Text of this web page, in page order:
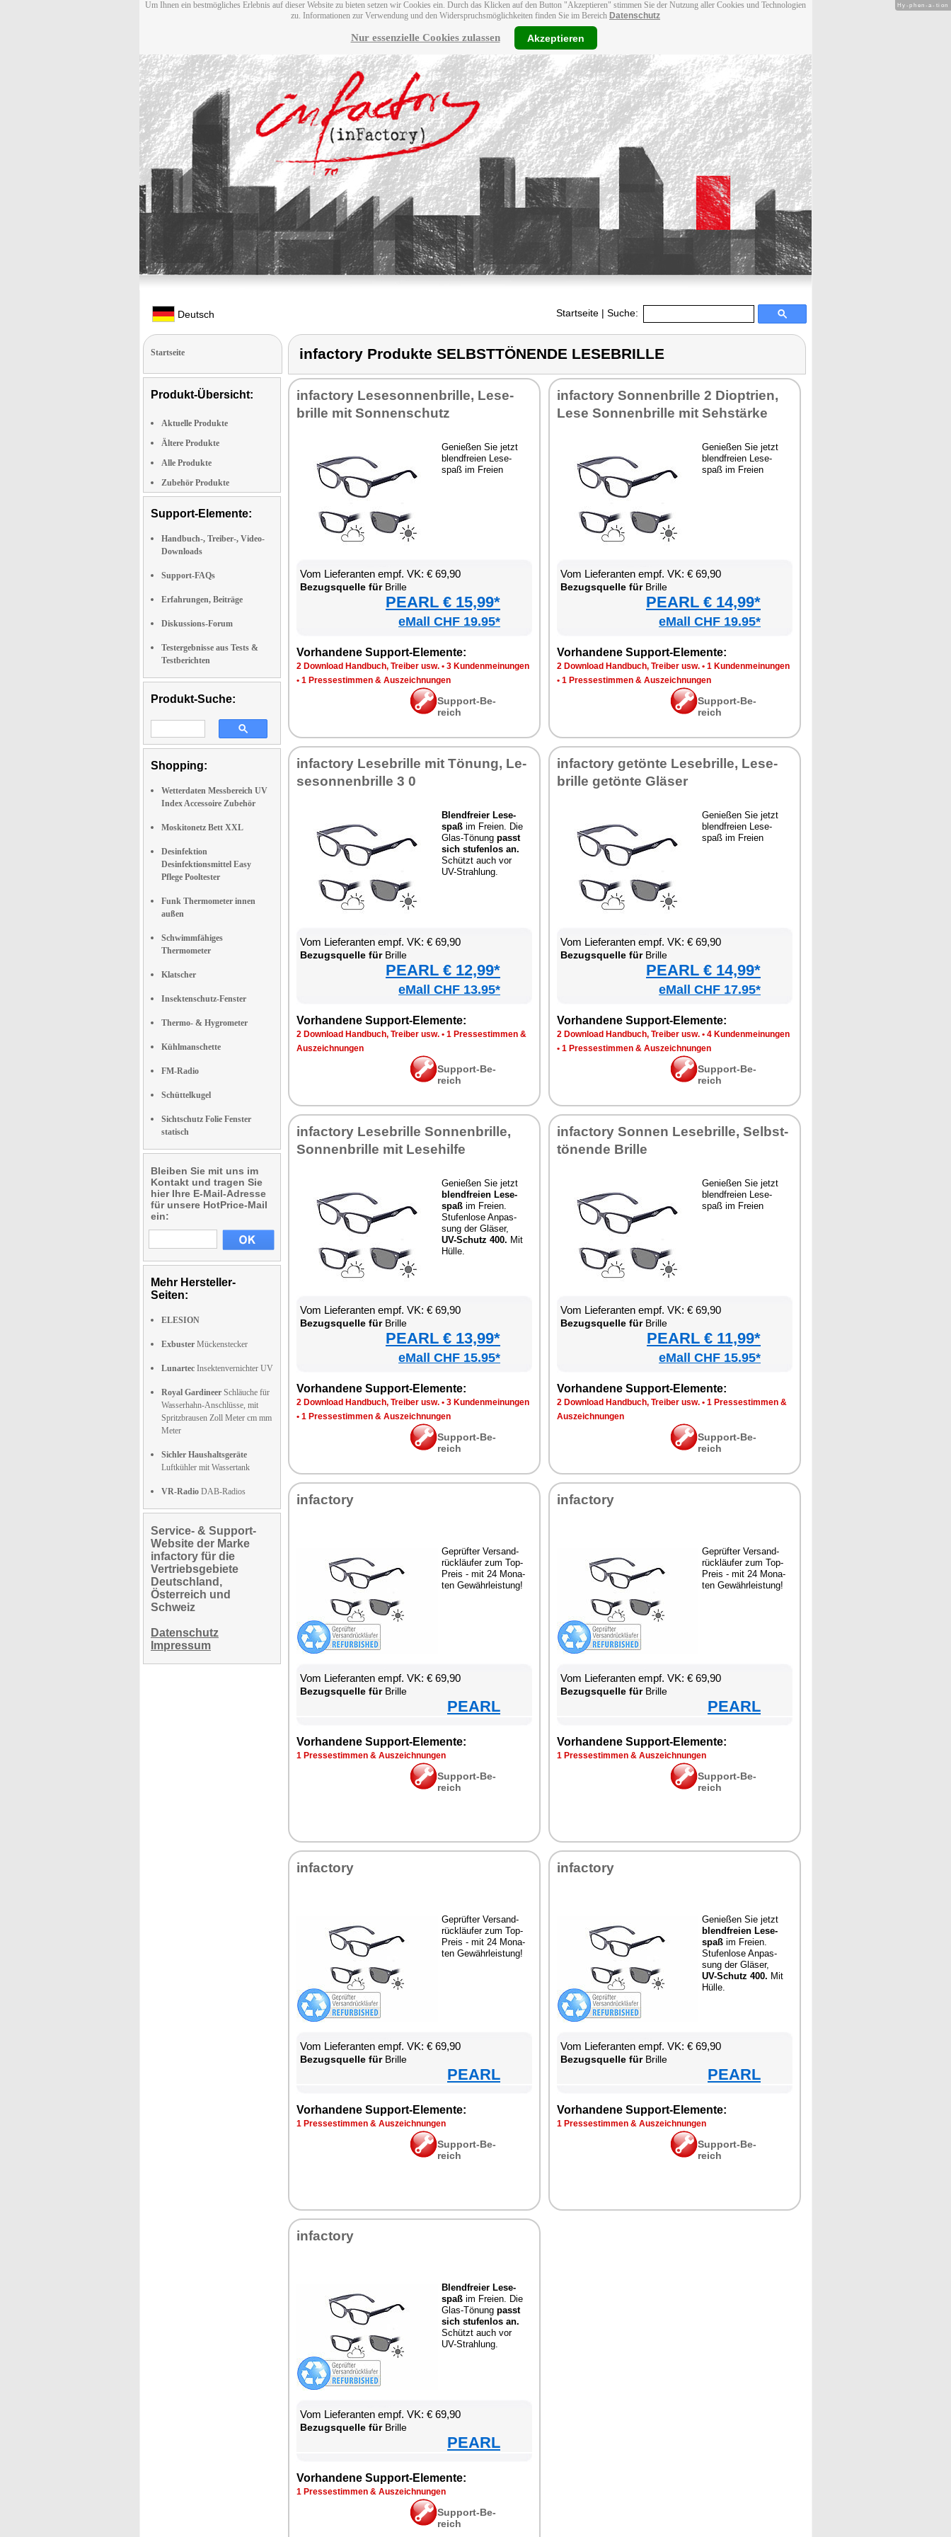
Um Ihnen ein bestmögliches Erlebnis auf dieser Website zu bieten setzen wir Cookies ein. Durch das Klicken auf den Button "Akzeptieren" stimmen Sie der Nutzung aller Cookies und Technologien
zu. Informationen zur Verwendung und den Widerspruchsmöglichkeiten finden Sie im Bereich Datenschutz
Nur essenzielle Cookies zulassen Akzeptieren
Deutsch Startseite | Suche:
Startseite
Produkt-Übersicht:
Aktuelle Produkte
Ältere Produkte
Alle Produkte
Zubehör Produkte
Support-Elemente:
Handbuch-, Treiber-, Video-
Downloads
Support-FAQs
Erfahrungen, Beiträge
Diskussions-Forum
Testergebnisse aus Tests &
Testberichten
Produkt-Suche:
Shopping:
Wetterdaten Messbereich UV
Index Accessoire Zubehör
Moskitonetz Bett XXL
Desinfektion
Desinfektionsmittel Easy
Pflege Pooltester
Funk Thermometer innen
außen
Schwimmfähiges
Thermometer
Klatscher
Insektenschutz-Fenster
Thermo- & Hygrometer
Kühlmanschette
FM-Radio
Schüttelkugel
Sichtschutz Folie Fenster
statisch
Bleiben Sie mit uns im
Kontakt und tragen Sie
hier Ihre E-Mail-Adresse
für unsere HotPrice-Mail
ein:
Mehr Hersteller-
Seiten:
ELESION
Exbuster Mückenstecker
Lunartec Insektenvernichter UV
Royal Gardineer Schläuche für
Wasserhahn-Anschlüsse, mit
Spritzbrausen Zoll Meter cm mm
Meter
Sichler Haushaltsgeräte
Luftkühler mit Wassertank
VR-Radio DAB-Radios
Service- & Support-
Website der Marke
infactory für die
Vertriebsgebiete
Deutschland,
Österreich und
Schweiz
Datenschutz
Impressum
infactory Produkte SELBSTTÖNENDE LESEBRILLE
in­fac­to­ry Le­se­son­nen­bril­le, Le­se­
bril­le mit Son­nen­schutz
Ge­nie­ßen Sie jetzt
blend­frei­en Le­se­
spaß im Frei­en
Vom Lie­fe­ran­ten empf. VK: € 69,90
Be­zugs­quel­le fürBril­le
PEARL € 15,99*
eMall CHF 19.95*
Vor­han­de­ne Sup­port-Ele­men­te:
2 Down­load Hand­buch, Trei­ber usw. • 3 Kun­den­mei­nun­gen
• 1 Pres­se­stim­men & Aus­zeich­nun­gen
Sup­port-Be­
reich
in­fac­to­ry Son­nen­bril­le 2 Di­op­tri­en,
Le­se Son­nen­bril­le mit Seh­stär­ke
Ge­nie­ßen Sie jetzt
blend­frei­en Le­se­
spaß im Frei­en
Vom Lie­fe­ran­ten empf. VK: € 69,90
Be­zugs­quel­le fürBril­le
PEARL € 14,99*
eMall CHF 19.95*
Vor­han­de­ne Sup­port-Ele­men­te:
2 Down­load Hand­buch, Trei­ber usw. • 1 Kun­den­mei­nun­gen
• 1 Pres­se­stim­men & Aus­zeich­nun­gen
Sup­port-Be­
reich
in­fac­to­ry Le­se­bril­le mit Tö­nung, Le­
se­son­nen­bril­le 3 0
Blend­frei­er Le­se­
spaß im Frei­en. Die
Glas-Tö­nung passt
sich stu­fen­los an.
Schützt auch vor
UV-Strah­lung.
Vom Lie­fe­ran­ten empf. VK: € 69,90
Be­zugs­quel­le fürBril­le
PEARL € 12,99*
eMall CHF 13.95*
Vor­han­de­ne Sup­port-Ele­men­te:
2 Down­load Hand­buch, Trei­ber usw. • 1 Pres­se­stim­men &
Aus­zeich­nun­gen
Sup­port-Be­
reich
in­fac­to­ry ge­tön­te Le­se­bril­le, Le­se­
bril­le ge­tön­te Glä­ser
Ge­nie­ßen Sie jetzt
blend­frei­en Le­se­
spaß im Frei­en
Vom Lie­fe­ran­ten empf. VK: € 69,90
Be­zugs­quel­le fürBril­le
PEARL € 14,99*
eMall CHF 17.95*
Vor­han­de­ne Sup­port-Ele­men­te:
2 Down­load Hand­buch, Trei­ber usw. • 4 Kun­den­mei­nun­gen
• 1 Pres­se­stim­men & Aus­zeich­nun­gen
Sup­port-Be­
reich
in­fac­to­ry Le­se­bril­le Son­nen­bril­le,
Son­nen­bril­le mit Le­se­hil­fe
Ge­nie­ßen Sie jetzt
blend­frei­en Le­se­
spaß im Frei­en.
Stu­fen­lo­se An­pas­
sung der Glä­ser,
UV-Schutz 400. Mit
Hül­le.
Vom Lie­fe­ran­ten empf. VK: € 69,90
Be­zugs­quel­le fürBril­le
PEARL € 13,99*
eMall CHF 15.95*
Vor­han­de­ne Sup­port-Ele­men­te:
2 Down­load Hand­buch, Trei­ber usw. • 3 Kun­den­mei­nun­gen
• 1 Pres­se­stim­men & Aus­zeich­nun­gen
Sup­port-Be­
reich
in­fac­to­ry Son­nen Le­se­bril­le, Selbst­
tö­nen­de Bril­le
Ge­nie­ßen Sie jetzt
blend­frei­en Le­se­
spaß im Frei­en
Vom Lie­fe­ran­ten empf. VK: € 69,90
Be­zugs­quel­le fürBril­le
PEARL € 11,99*
eMall CHF 15.95*
Vor­han­de­ne Sup­port-Ele­men­te:
2 Down­load Hand­buch, Trei­ber usw. • 1 Pres­se­stim­men &
Aus­zeich­nun­gen
Sup­port-Be­
reich
in­fac­to­ry
Ge­prüf­ter Ver­sand­
rück­läu­fer zum Top-
Preis - mit 24 Mo­na­
ten Ge­währ­leis­tung!
Vom Lie­fe­ran­ten empf. VK: € 69,90
Be­zugs­quel­le fürBril­le
PEARL
Vor­han­de­ne Sup­port-Ele­men­te:
1 Pres­se­stim­men & Aus­zeich­nun­gen
Sup­port-Be­
reich
in­fac­to­ry
Ge­prüf­ter Ver­sand­
rück­läu­fer zum Top-
Preis - mit 24 Mo­na­
ten Ge­währ­leis­tung!
Vom Lie­fe­ran­ten empf. VK: € 69,90
Be­zugs­quel­le fürBril­le
PEARL
Vor­han­de­ne Sup­port-Ele­men­te:
1 Pres­se­stim­men & Aus­zeich­nun­gen
Sup­port-Be­
reich
in­fac­to­ry
Ge­prüf­ter Ver­sand­
rück­läu­fer zum Top-
Preis - mit 24 Mo­na­
ten Ge­währ­leis­tung!
Vom Lie­fe­ran­ten empf. VK: € 69,90
Be­zugs­quel­le fürBril­le
PEARL
Vor­han­de­ne Sup­port-Ele­men­te:
1 Pres­se­stim­men & Aus­zeich­nun­gen
Sup­port-Be­
reich
in­fac­to­ry
Ge­nie­ßen Sie jetzt
blend­frei­en Le­se­
spaß im Frei­en.
Stu­fen­lo­se An­pas­
sung der Glä­ser,
UV-Schutz 400. Mit
Hül­le.
Vom Lie­fe­ran­ten empf. VK: € 69,90
Be­zugs­quel­le fürBril­le
PEARL
Vor­han­de­ne Sup­port-Ele­men­te:
1 Pres­se­stim­men & Aus­zeich­nun­gen
Sup­port-Be­
reich
in­fac­to­ry
Blend­frei­er Le­se­
spaß im Frei­en. Die
Glas-Tö­nung passt
sich stu­fen­los an.
Schützt auch vor
UV-Strah­lung.
Vom Lie­fe­ran­ten empf. VK: € 69,90
Be­zugs­quel­le fürBril­le
PEARL
Vor­han­de­ne Sup­port-Ele­men­te:
1 Pres­se­stim­men & Aus­zeich­nun­gen
Sup­port-Be­
reich
Hy-phen-a-tion